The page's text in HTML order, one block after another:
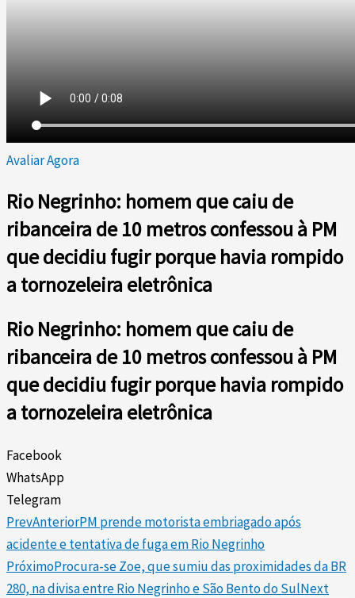
Avaliar Agora
Rio Negrinho: homem que caiu de
ribanceira de 10 metros confessou à PM
que decidiu fugir porque havia rompido
a tornozeleira eletrônica
Rio Negrinho: homem que caiu de
ribanceira de 10 metros confessou à PM
que decidiu fugir porque havia rompido
a tornozeleira eletrônica
Facebook
WhatsApp
Telegram
PrevAnteriorPM prende motorista embriagado após
acidente e tentativa de fuga em Rio Negrinho
PróximoProcura-se Zoe, que sumiu das proximidades da BR
280, na divisa entre Rio Negrinho e São Bento do SulNext